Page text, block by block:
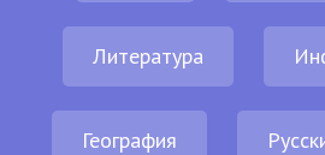
Литература
География